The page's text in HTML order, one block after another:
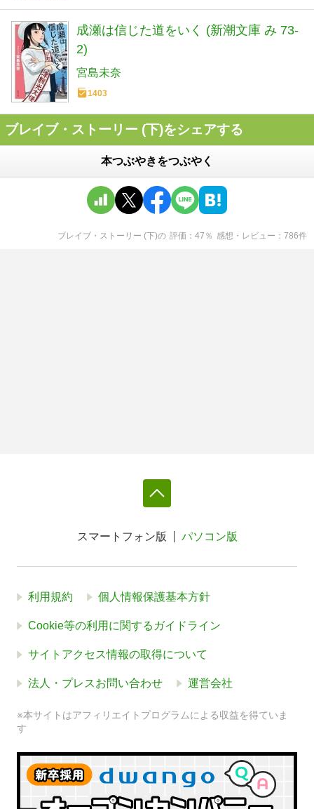
成瀬は信じた道をいく (新潮文庫 み 73-
2)
宮島未奈
1403
ブレイブ・ストーリー (下)をシェアする
本つぶやきをつぶやく
ブレイブ・ストーリー (下)の 評価 47 ％ 感想・レビュー 786件
スマートフォン版 パソコン版
利用規約 個人情報保護基本方針
Cookie等の利用に関するガイドライン
サイトアクセス情報の取得について
法人・プレスお問い合わせ 運営会社
※本サイトはアフィリエイトプログラムによる収益を得ていま
す